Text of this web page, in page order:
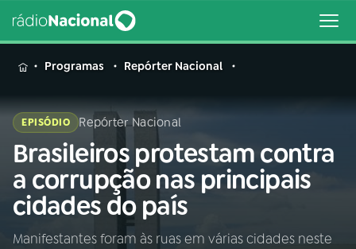
MENU
Buscar
na
Rádio
Nacional
Buscar
AO VIVO
Programas Repórter Nacional
EPISÓDIO Repórter Nacional
Brasileiros protestam contra
a corrupção nas principais
cidades do país
Manifestantes foram às ruas em várias cidades neste